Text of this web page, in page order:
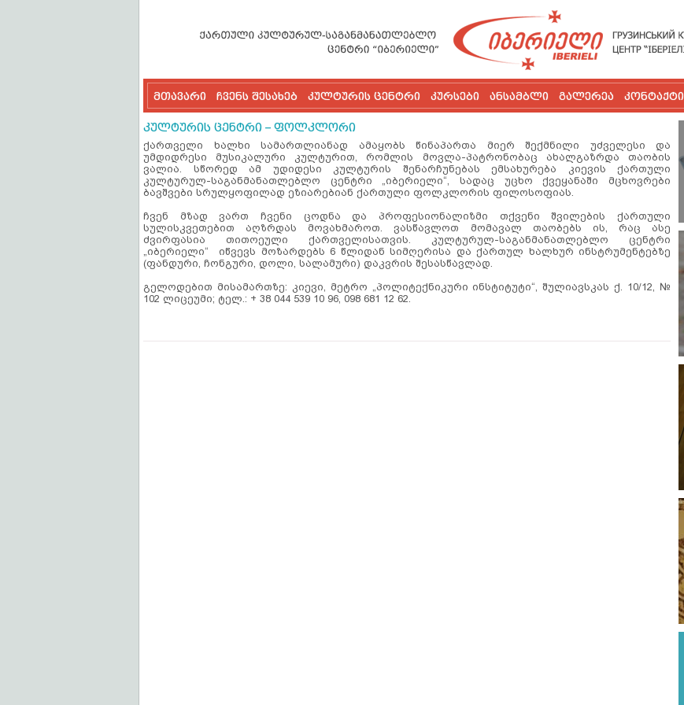
მთავარი ჩვენს შესახებ კულტურის ცენტრი კურსები ანსამბლი გალერეა კონტაქტი
კულტურის ცენტრი – ფოლკლორი
ქართველი ხალხი სამართლიანად ამაყობს წინაპართა მიერ შექმნილი უძველესი და
უმდიდრესი მუსიკალური კულტურით, რომლის მოვლა-პატრონობაც ახალგაზრდა თაობის
ვალია. სწორედ ამ უდიდესი კულტურის შენარჩუნებას ემსახურება კიევის ქართული
კულტურულ-საგანმანათლებლო ცენტრი „იბერიელი“, სადაც უცხო ქვეყანაში მცხოვრები
ბავშვები სრულყოფილად ეზიარებიან ქართული ფოლკლორის ფილოსოფიას.
ჩვენ მზად ვართ ჩვენი ცოდნა და პროფესიონალიზმი თქვენი შვილების ქართული
სულისკვეთებით აღზრდას მოვახმაროთ. ვასწავლოთ მომავალ თაობებს ის, რაც ასე
ძვირფასია თითოეული ქართველისათვის. კულტურულ-საგანმანათლებლო ცენტრი
„იბერიელი“ იწვევს მოზარდებს 6 წლიდან სიმღერისა და ქართულ ხალხურ ინსტრუმენტებზე
(ფანდური, ჩონგური, დოლი, სალამური) დაკვრის შესასწავლად.
გელოდებით მისამართზე: კიევი, მეტრო „პოლიტექნიკური ინსტიტუტი“, შულიავსკას ქ. 10/12, №
102 ლიცეუმი; ტელ.: + 38 044 539 10 96, 098 681 12 62.